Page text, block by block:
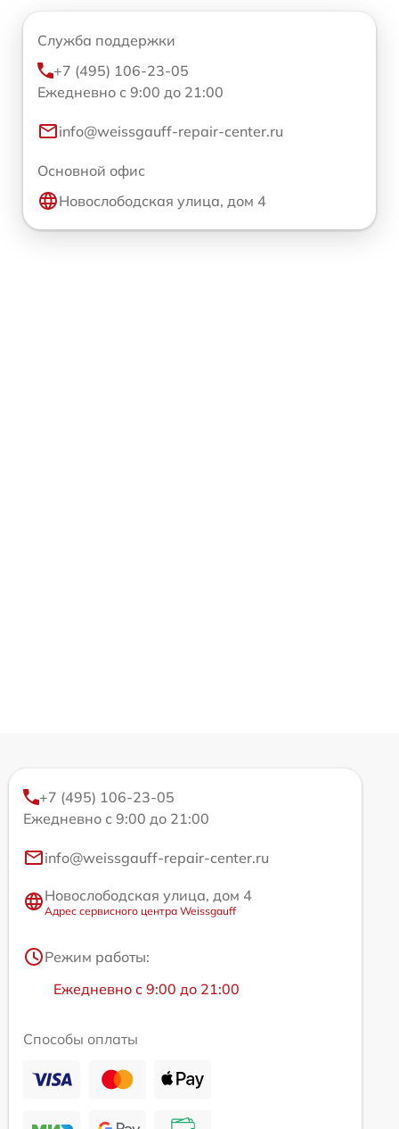
Служба поддержки
+7 (495) 106-23-05
Ежедневно с 9:00 до 21:00
info@weissgauff-repair-center.ru
Основной офис
Новослободская улица, дом 4
+7 (495) 106-23-05
Ежедневно с 9:00 до 21:00
info@weissgauff-repair-center.ru
Новослободская улица, дом 4
Адрес сервисного центра Weissgauff
Режим работы:
Ежедневно с 9:00 до 21:00
Способы оплаты